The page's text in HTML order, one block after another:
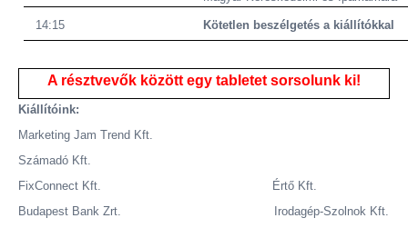
14:15 Kötetlen beszélgetés a kiállítókkal
A résztvevők között egy tabletet sorsolunk ki!
Kiállítóink:
Marketing Jam Trend Kft.
Számadó Kft.
FixConnect Kft. Értő Kft.
Budapest Bank Zrt. Irodagép-Szolnok Kft.